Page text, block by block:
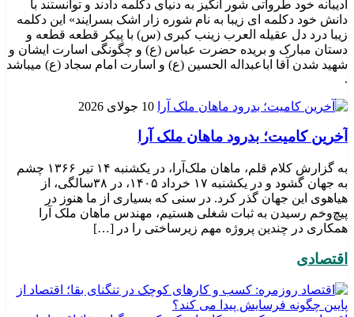
ادیبانه خود طرواتی شور انگیز به دنیای دکلمه دادند و توانستند با
دانش خود دکلمه ای زیبا به نام شوره زار اشک بسرایند» این دکلمه
زیبا درد دل عقیله العرب زینب کبری (س) با پیکر قطعه قطعه و
دستان مبارک و بریده حضرت عباس (ع) و چگونگی اسارت ایشان و
شهید شدن آقا اباعبداله الحسین (ع) و اسارت امام سجاد (ع) میباشد
.
10 جولای 2026
​آخرین کامیت؛ بدرود ماهان ملک آرا
به گزارش کلام قلم، ماهان ملک‌آرا، در یکشنبه ۱۴ تیر ۱۳۶۶ چشم
به جهان گشود و در یکشنبه ۱۷ خرداد ۱۴۰۵، در ۳۸سالگی، از
هیاهوی این جهان گذر کرد. در سنی که بسیاری از ما هنوز در
پیچ‌وخم رسیدن به ثبات شغلی هستیم، مهندس ماهان ملک آرا
همکاری در چندین پروژه مهم زیرساختی را در […]
اقتصادی